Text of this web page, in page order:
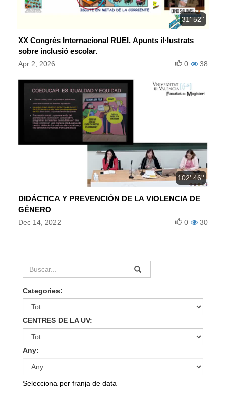
31' 52''
XX Congrés Internacional RUEI. Apunts il·lustrats
sobre inclusió escolar.
Apr 2, 2026 38
0
102' 46''
DIDÁCTICA Y PREVENCIÓN DE LA VIOLENCIA DE
GÉNERO
Dec 14, 2022 30
0
Categories:
CENTRES DE LA UV:
Any:
Selecciona per franja de data